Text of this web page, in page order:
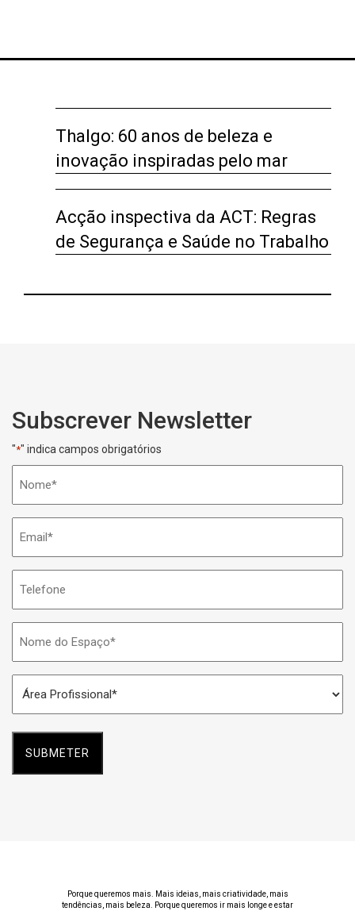
Thalgo: 60 anos de beleza e
inovação inspiradas pelo mar
Acção inspectiva da ACT: Regras
de Segurança e Saúde no Trabalho
Subscrever Newsletter
"*" indica campos obrigatórios
do
Espaço
Profissional
*
Porque queremos mais. Mais ideias, mais criatividade, mais
tendências, mais beleza. Porque queremos ir mais longe e estar